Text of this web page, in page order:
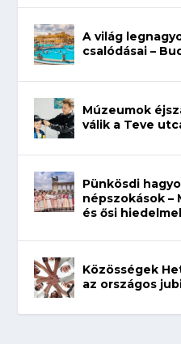
A világ
csalódásai –
Múzeumok
válik a Teve
Pünkösdi
népszokások –
és ősi
Közösségek
az országos